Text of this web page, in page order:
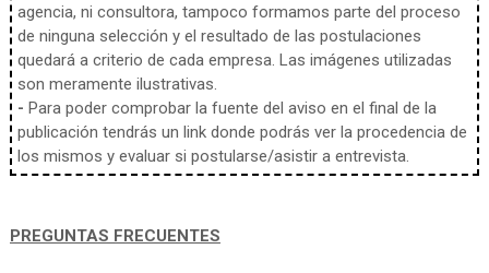
agencia, ni consultora, tampoco formamos parte del proceso
de ninguna selección y el resultado de las postulaciones
quedará a criterio de cada empresa. Las imágenes utilizadas
son meramente ilustrativas.
- Para poder comprobar la fuente del aviso en el final de la
publicación tendrás un link donde podrás ver la procedencia de
los mismos y evaluar si postularse/asistir a entrevista.
PREGUNTAS FRECUENTES